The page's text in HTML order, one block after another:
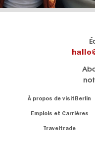
Navigation:
À propos de visitBerlin
Emplois et Carrières
Traveltrade
Berlin et sommes
là pour vous.